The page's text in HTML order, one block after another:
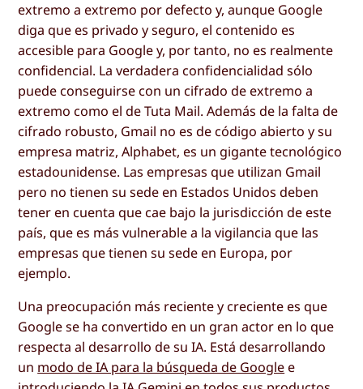
extremo a extremo por defecto y, aunque Google
diga que es privado y seguro, el contenido es
accesible para Google y, por tanto, no es realmente
confidencial. La verdadera confidencialidad sólo
puede conseguirse con un cifrado de extremo a
extremo como el de Tuta Mail. Además de la falta de
cifrado robusto, Gmail no es de código abierto y su
empresa matriz, Alphabet, es un gigante tecnológico
estadounidense. Las empresas que utilizan Gmail
pero no tienen su sede en Estados Unidos deben
tener en cuenta que cae bajo la jurisdicción de este
país, que es más vulnerable a la vigilancia que las
empresas que tienen su sede en Europa, por
ejemplo.
Una preocupación más reciente y creciente es que
Google se ha convertido en un gran actor en lo que
respecta al desarrollo de su IA. Está desarrollando
un modo de IA para la búsqueda de Google e